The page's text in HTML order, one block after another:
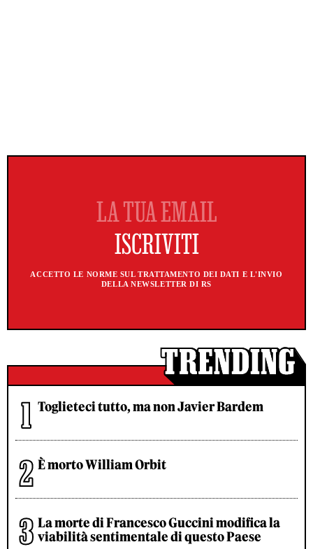
ACCETTO LE NORME SUL TRATTAMENTO DEI DATI E L'INVIO
DELLA NEWSLETTER DI RS
Toglieteci tutto, ma non Javier Bardem
È morto William Orbit
La morte di Francesco Guccini modifica la
viabilità sentimentale di questo Paese